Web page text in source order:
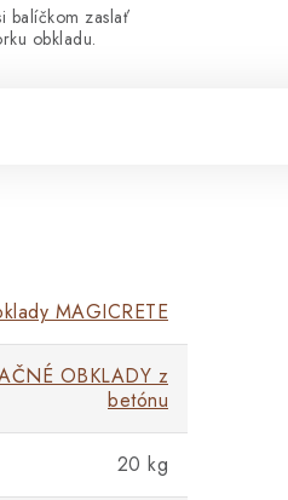
balíčkom zaslať
obkladu.
MAGICRETE
OBKLADY z
betónu
20 kg